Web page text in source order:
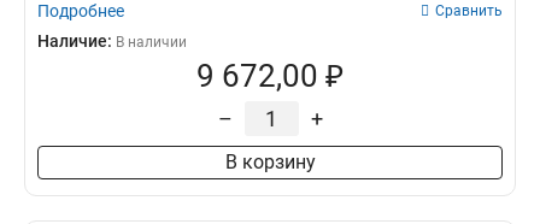
Подробнее Сравнить
Наличие: В наличии
9 672,00 ₽
– +
В корзину